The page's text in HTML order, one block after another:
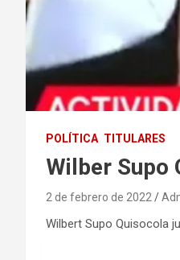
POLÍTICA TITULARES
Wilber Supo
2 de febrero de 2022
Wilbert Supo Quisocola